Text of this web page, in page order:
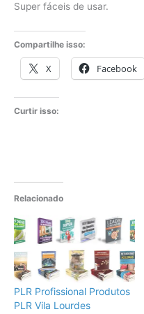
Super fáceis de usar.
Compartilhe isso:
X Facebook
Curtir isso:
Relacionado
PLR Profissional Produtos
PLR Vila Lourdes